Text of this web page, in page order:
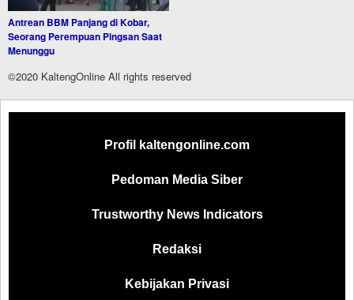
Antrean BBM Panjang di Kobar,
Seorang Perempuan Pingsan Saat
Menunggu
©2020 KaltengOnline All rights reserved
Profil kaltengonline.com
Pedoman Media Siber
Trustworthy News Indicators
Redaksi
Kebijakan Privasi